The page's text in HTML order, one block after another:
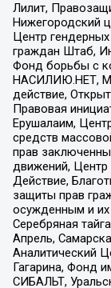
Лилит,
Нижегородский
Центр
граждан Штаб,
Фонд борьбы с
НАСИЛИЮ.НЕТ,
действие,
Правовая
Ерушалаим,
средств
прав
движений,
Действие,
защиты прав
осужденным и
Серебряная
Апрель,
Аналитический
Гагарина, Фонд
СИБАЛЬТ,